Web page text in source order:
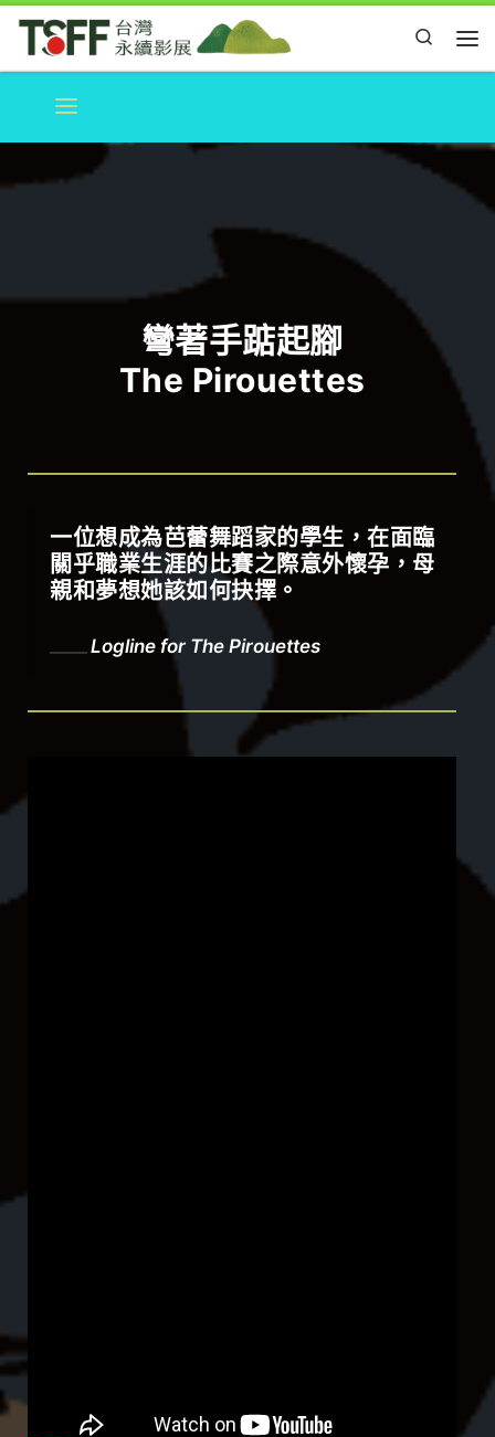
Skip to content
Search
彎著手踮起腳
The Pirouettes
一位想成為芭蕾舞蹈家的學生，在面臨
關乎職業生涯的比賽之際意外懷孕，母
親和夢想她該如何抉擇。
Logline for The Pirouettes